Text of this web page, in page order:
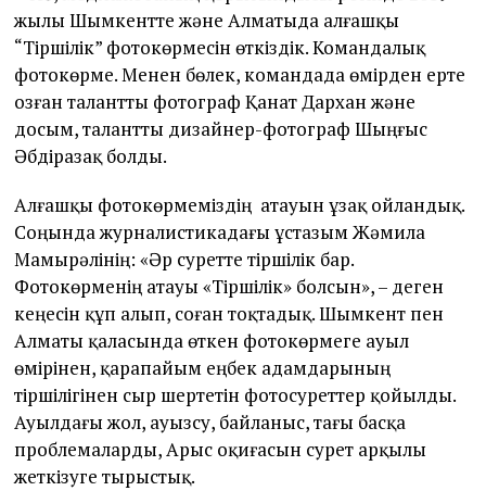
жылы Шымкентте және Алматыда алғашқы
“Тіршілік” фотокөрмесін өткіздік. Командалық
фотокөрме. Менен бөлек, командада өмірден ерте
озған талантты фотограф Қанат Дархан және
досым, талантты дизайнер-фотограф Шыңғыс
Әбдіразақ болды.
Алғашқы фотокөрмеміздің атауын ұзақ ойландық.
Соңында журналистикадағы ұстазым Жәмила
Мамырәлінің: «Әр суретте тіршілік бар.
Фотокөрменің атауы «Тіршілік» болсын», – деген
кеңесін құп алып, соған тоқтадық. Шымкент пен
Алматы қаласында өткен фотокөрмеге ауыл
өмірінен, қарапайым еңбек адамдарының
тіршілігінен сыр шертетін фотосуреттер қойылды.
Ауылдағы жол, ауызсу, байланыс, тағы басқа
проблемаларды, Арыс оқиғасын сурет арқылы
жеткізуге тырыстық.